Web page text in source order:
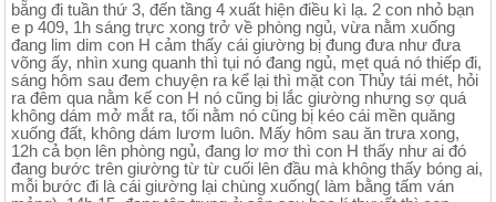
bẵng đi tuần thứ 3, đến tầng 4 xuất hiện điều kì lạ. 2 con nhỏ bạn
e p 409, 1h sáng trực xong trở về phòng ngủ, vừa nằm xuống
đang lim dim con H cảm thấy cái giường bị đung đưa như đưa
võng ấy, nhìn xung quanh thì tụi nó đang ngủ, mẹt quá nó thiếp đi,
sáng hôm sau đem chuyện ra kể lại thì mặt con Thủy tái mét, hỏi
ra đêm qua nằm kế con H nó cũng bị lắc giường nhưng sợ quá
không dám mở mắt ra, tối nằm nó cũng bị kéo cái mền quăng
xuống đất, không dám lươm luôn. Mấy hôm sau ăn trưa xong,
12h cả bọn lên phòng ngủ, đang lơ mơ thì con H thấy như ai đó
đang bước trên giường từ từ cuối lên đầu mà không thấy bóng ai,
mỗi bước đi là cái giường lại chùng xuống( làm bằng tấm ván